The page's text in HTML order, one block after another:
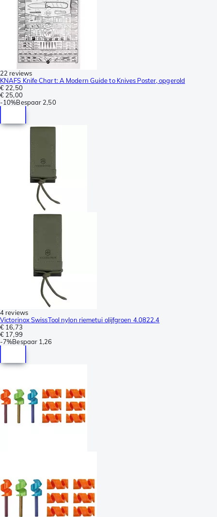
22 reviews
KNAFS Knife Chart: A Modern Guide to Knives Poster, opgerold
€ 22,50
€ 25,00
-10%Bespaar 2,50
4 reviews
Victorinox SwissTool nylon riemetui olijfgroen 4.0822.4
€ 16,73
€ 17,99
-7%Bespaar 1,26